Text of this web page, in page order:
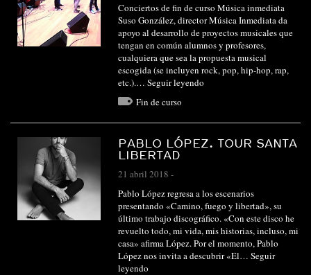
Conciertos de fin de curso Música inmediata
Suso González, director Música Inmediata da
apoyo al desarrollo de proyectos musicales que
tengan en común alumnos y profesores,
cualquiera que sea la propuesta musical
escogida (se incluyen rock, pop, hip-hop, rap,
etc.).… Seguir leyendo
Fin de curso
PABLO LÓPEZ. TOUR SANTA
LIBERTAD
21 abril 2018 -
Pablo López regresa a los escenarios
presentando «Camino, fuego y libertad», su
último trabajo discográfico. «Con este disco he
revuelto todo, mi vida, mis historias, incluso, mi
casa» afirma López. Por el momento, Pablo
López nos invita a descubrir «El… Seguir
leyendo